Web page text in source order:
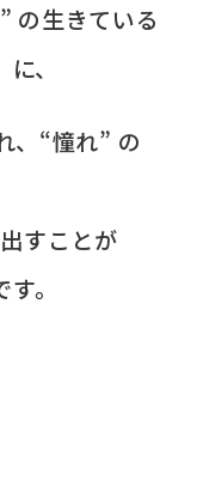
の​生きている
に、​
、​“憧れ” の​
すことが
。​